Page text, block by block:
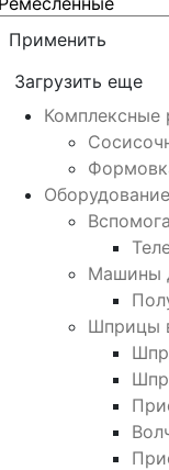
Применить
Загрузить еще
Комплексные
Оборудование
Машины
Шприцы